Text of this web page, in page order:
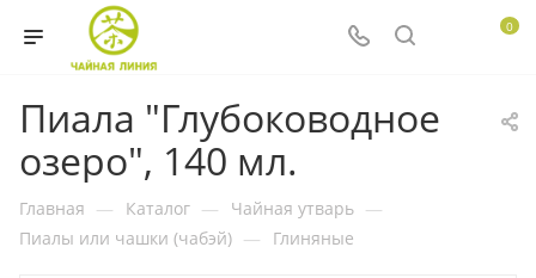
0
Пиала "Глубоководное
озеро", 140 мл.
Главная — Каталог — Чайная утварь —
Пиалы или чашки (чабэй) — Глиняные